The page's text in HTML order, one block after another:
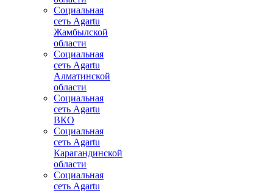
Социальная
сеть Agartu
Жамбылской
области
Социальная
сеть Agartu
Алматинской
области
Социальная
сеть Agartu
ВКО
Социальная
сеть Agartu
Карагандинской
области
Социальная
сеть Agartu